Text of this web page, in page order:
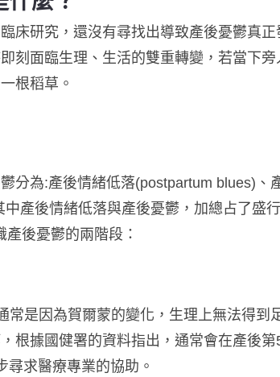
床研究，還沒有尋找出導致產後憂鬱真
刻面臨生理、生活的雙重轉變，若當下
根稻草。
分為:產後情緒低落(postpartum blues) 、
中產後情緒低落與產後憂鬱，加總占了盛
後憂鬱的兩階段：
常是因為賀爾蒙的變化，生理上無法得到
根據國健署的資料指出，通常會在產後第
尋求醫療專業的協助。